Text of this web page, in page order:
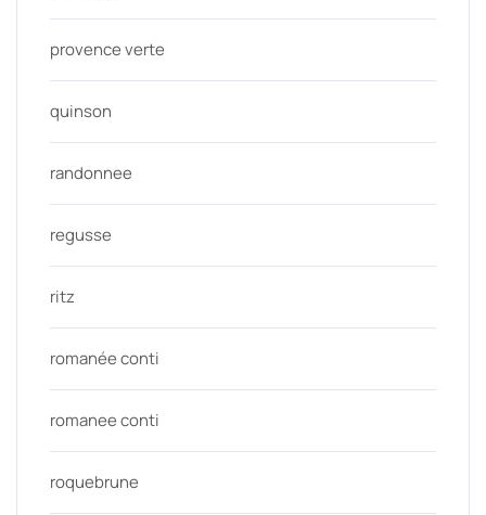
provence verte
quinson
randonnee
regusse
ritz
romanée conti
romanee conti
roquebrune